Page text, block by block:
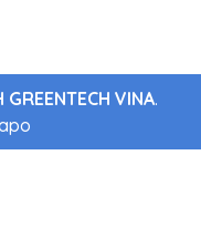
GREENTECH VINA.